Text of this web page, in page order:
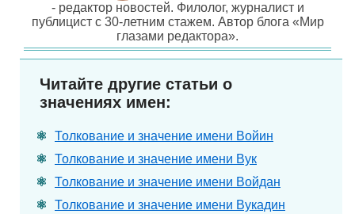
- редактор новостей. Филолог, журналист и
публицист с 30-летним стажем. Автор блога «Мир
глазами редактора».
Читайте другие статьи о
значениях имен:
Толкование и значение имени Войин
Толкование и значение имени Вук
Толкование и значение имени Войдан
Толкование и значение имени Вукадин